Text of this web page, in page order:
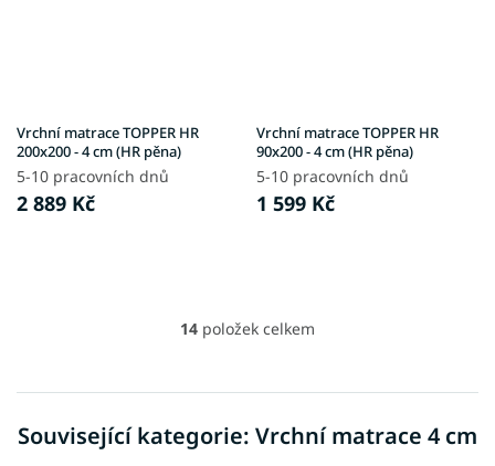
Vrchní matrace TOPPER HR
200x200 - 4 cm (HR pěna)
5-10 pracovních dnů
2 889 Kč
Vrchní matrace TOPPER HR
90x200 - 4 cm (HR pěna)
5-10 pracovních dnů
1 599 Kč
O
á
a
14 položek celkem
Související kategorie: Vrchní matrace 4 cm